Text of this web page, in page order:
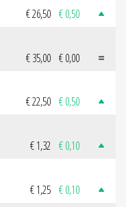
€ 26,50 € 0,50
€ 35,00 € 0,00
€ 22,50 € 0,50
€ 1,32 € 0,10
€ 1,25 € 0,10